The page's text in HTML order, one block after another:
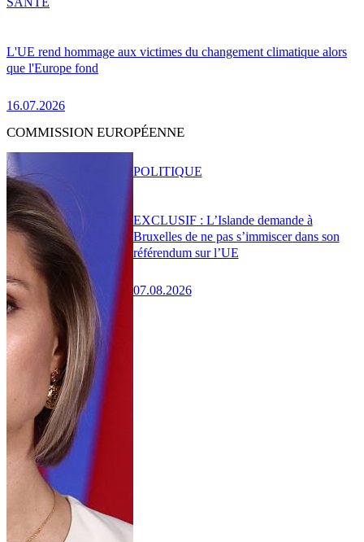
L'UE rend hommage aux victimes du changement climatique alors
que l'Europe fond
16.07.2026
COMMISSION EUROPÉENNE
EXCLUSIF : L’Islande demande à
Bruxelles de ne pas s’immiscer dans son
référendum sur l’UE
07.08.2026
POLITIQUE